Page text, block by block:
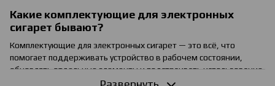
Какие комплектующие для электронных
сигарет бывают?
Комплектующие для электронных сигарет — это всё, что
помогает поддерживать устройство в рабочем состоянии,
обновлять отдельные элементы и подстраивать использование
под свои задачи. В эту категорию входят аккумуляторы,